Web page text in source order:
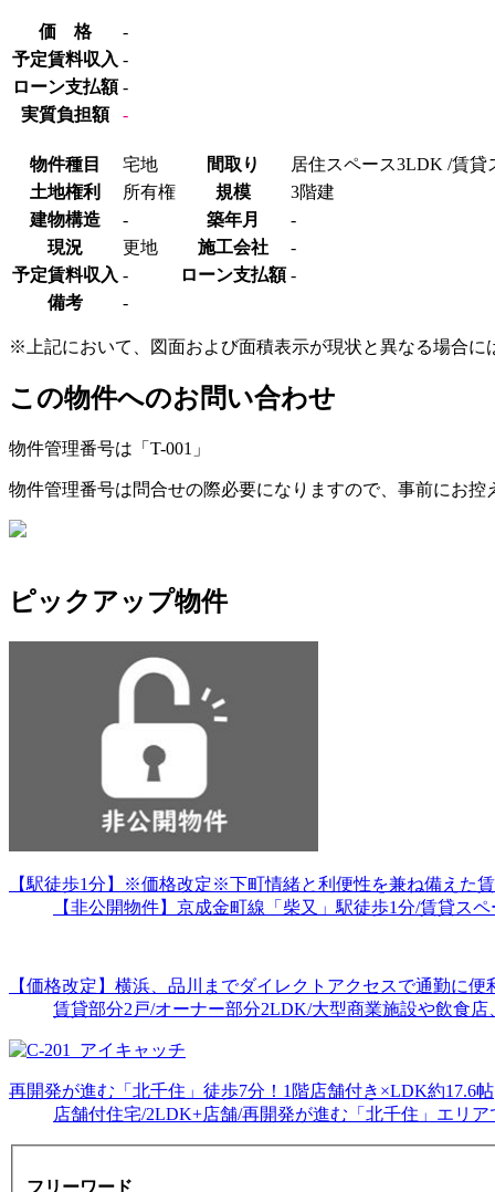
価 格
-
予定賃料収入 -
ローン支払額 -
実質負担額
-
物件種目 宅地 間取り
居住スペース3LDK /賃
土地権利
所有権 規模
3階建
建物構造
- 築年月
-
現況
更地 施工会社
-
予定賃料収入 - ローン支払額 -
備考
-
※上記において、図面および面積表示が現状と異なる場合に
この物件へのお問い合わせ
物件管理番号は「 T-001 」
物件管理番号は問合せの際必要になりますので、事前にお控
ピックアップ物件
【駅徒歩1分】※価格改定※下町情緒と利便性を兼ね備えた
【非公開物件】京成金町線「柴又」駅徒歩1分/賃貸ス
【価格改定】横浜、品川までダイレクトアクセスで通勤に便
賃貸部分2戸/オーナー部分2LDK/大型商業施設や飲食
再開発が進む「北千住」徒歩7分！1階店舗付き×LDK約17.6帖
店舗付住宅/2LDK+店舗/再開発が進む「北千住」エリア
フリーワード